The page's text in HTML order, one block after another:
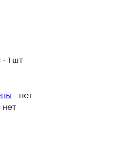
1 шт
- нет
нет